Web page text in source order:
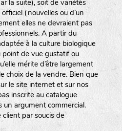
la suite), soit de variétés
(nouvelles ou d’un
elles ne devraient pas
A partir du
à la culture biologique
point de vue gustatif ou
mérite d’être largement
choix de la vendre. Bien que
le site internet et sur nos
inscrite au catalogue
un argument commercial.
client par soucis de